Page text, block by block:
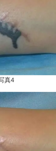
真4